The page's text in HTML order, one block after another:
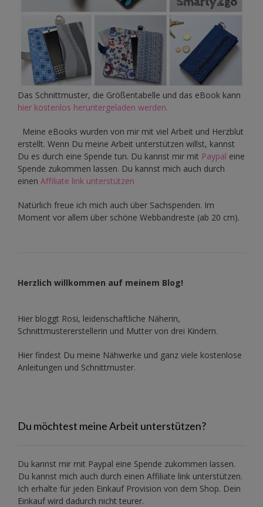
Das Schnittmuster, die Größentabelle und das eBook kann
hier kostenlos heruntergeladen werden.
Meine eBooks wurden von mir mit viel Arbeit und Herzblut
erstellt. Wenn Du meine Arbeit unterstützen willst, kannst
Du es durch eine Spende tun. Du kannst mir mit Paypal eine
Spende zukommen lassen. Du kannst mich auch durch
einen Affiliate link unterstützen
Natürlich freue ich mich auch über Sachspenden. Im
Moment vor allem über schöne Webbandreste (ab 20 cm).
Herzlich willkommen auf meinem Blog!
Hier bloggt Rosi, leidenschaftliche Näherin,
Schnittmustererstellerin und Mutter von drei Kindern.
Hier findest Du meine Nähwerke und ganz viele kostenlose
Anleitungen und Schnittmuster.
Du möchtest meine Arbeit unterstützen?
Du kannst mir mit Paypal eine Spende zukommen lassen.
Du kannst mich auch durch einen Affiliate link unterstützen.
Ich erhalte für jeden Einkauf Provision von dem Shop. Dein
Einkauf wird dadurch nicht teurer.